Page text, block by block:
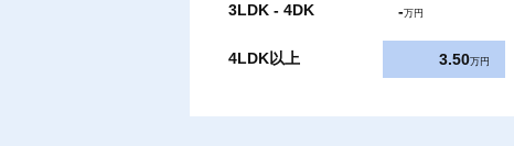
3LDK - 4DK -万円
4LDK以上 3.50万円